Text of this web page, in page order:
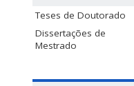
Teses de Doutorado
Dissertações de
Mestrado